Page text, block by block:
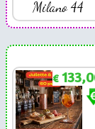
Milano 44
€